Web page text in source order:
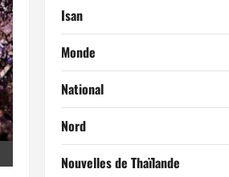
Isan
Monde
National
Nord
Nouvelles de Thaïlande